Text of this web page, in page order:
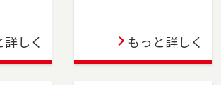
瀬谷区、泉区のお問い合わせは湘
（0120-875-051）へご連絡くだ
しく もっと詳しく